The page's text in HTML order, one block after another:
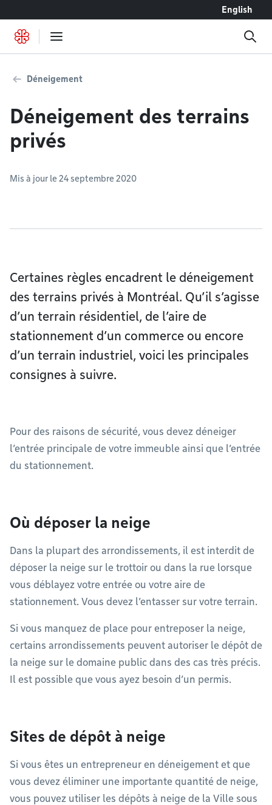
English
Déneigement
Déneigement des terrains
privés
Mis à jour le 24 septembre 2020
Certaines règles encadrent le déneigement
des terrains privés à Montréal. Qu’il s’agisse
d’un terrain résidentiel, de l’aire de
stationnement d’un commerce ou encore
d’un terrain industriel, voici les principales
consignes à suivre.
Pour des raisons de sécurité, vous devez déneiger
l’entrée principale de votre immeuble ainsi que l’entrée
du stationnement.
Où déposer la neige
Dans la plupart des arrondissements, il est interdit de
déposer la neige sur le trottoir ou dans la rue lorsque
vous déblayez votre entrée ou votre aire de
stationnement. Vous devez l’entasser sur votre terrain.
Si vous manquez de place pour entreposer la neige,
certains arrondissements peuvent autoriser le dépôt de
la neige sur le domaine public dans des cas très précis.
Il est possible que vous ayez besoin d’un permis.
Sites de dépôt à neige
Si vous êtes un entrepreneur en déneigement et que
vous devez éliminer une importante quantité de neige,
vous pouvez utiliser les dépôts à neige de la Ville sous